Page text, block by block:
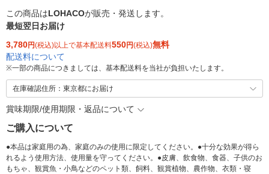
この商品はLOHACOが販売・発送します。
最短翌日お届け
3,780円(税込)以上で基本配送料550円(税込)無料
配送料について
※一部の商品につきましては、基本配送料を当社が負担いたします。
在庫確認住所：東京都にお届け
賞味期限/使用期限・返品について
ご購入について
●本品は家庭用の為、家庭のみの使用に限定してください。●十分な効果が得ら
れるよう使用方法、使用量を守ってください。●皮膚、飲食物、食器、子供のお
もちゃ、観賞魚・小鳥などのペット類、飼料、観賞植物、農作物、衣類・寝